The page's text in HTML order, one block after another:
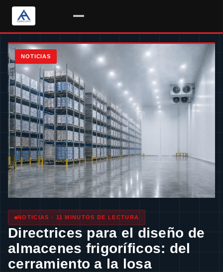
contenido
NOTICIAS · 11 MINUTOS DE LECTURA
Directrices para el diseño de
almacenes frigoríficos: del
cerramiento a la losa
NOTICIAS